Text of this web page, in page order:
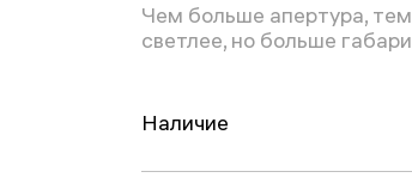
Чем больше апертура,
светлее, но больше
Наличие